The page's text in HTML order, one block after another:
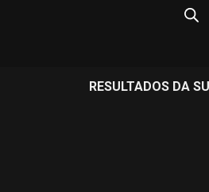
RESULTADOS DA